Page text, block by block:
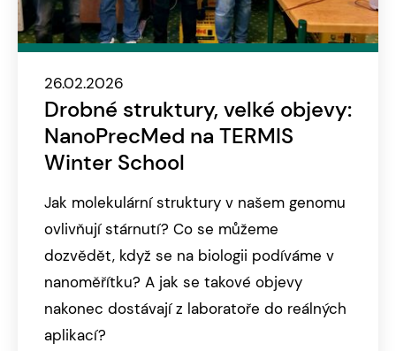
26.02.2026
Drobné struktury, velké objevy:
NanoPrecMed na TERMIS
Winter School
Jak molekulární struktury v našem genomu
ovlivňují stárnutí? Co se můžeme
dozvědět, když se na biologii podíváme v
nanoměřítku? A jak se takové objevy
nakonec dostávají z laboratoře do reálných
aplikací?